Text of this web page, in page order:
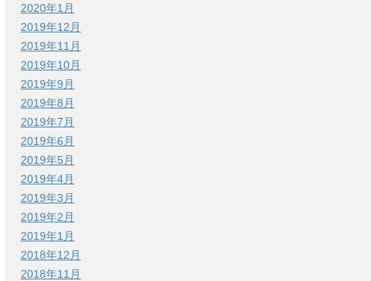
2020年1月
2019年12月
2019年11月
2019年10月
2019年9月
2019年8月
2019年7月
2019年6月
2019年5月
2019年4月
2019年3月
2019年2月
2019年1月
2018年12月
2018年11月